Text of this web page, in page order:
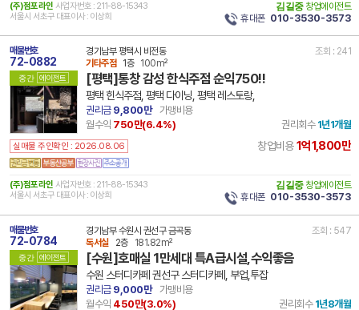
(주)점포라인 사업자번호 : 211-88-15343
서울시 서초구 대표이사 : 이상희
김길중 창업에이전트
휴대폰 010-3530-3573
매물번호
72-0882
중간 에이전트
경기남부 평택시 비전동
조회 : 241
기타주점
1층 100m²
[평택]통창 감성 한식주점 순익750!!
평택 힌식주점, 평택 다이닝, 평택 레스토랑,
권리금9,800만
가맹비용
월수익 750만(6.4%) 권리회수 1년1개월
실매물 주인확인 : 2026.08.06 창업비용1억1,800만
(주)점포라인 사업자번호 : 211-88-15343
서울시 서초구 대표이사 : 이상희
김길중 창업에이전트
휴대폰 010-3530-3573
매물번호
72-0784
중간 에이전트
경기남부 수원시 권선구 금곡동
조회 : 547
독서실
2층 181.82m²
[수원]호매실 1만세대 특A급시설,수익좋음
수원 스터디카페 권선구 스터디카페, 부업,투잡
권리금9,000만
가맹비용
월수익 450만(3.0%) 권리회수 1년8개월